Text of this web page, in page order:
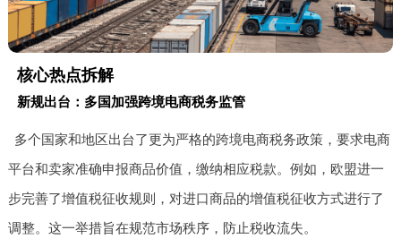
核心热点拆解
新规出台：多国加强跨境电商税务监管
多个国家和地区出台了更为严格的跨境电商税务政策，要求电商
平台和卖家准确申报商品价值，缴纳相应税款。例如，欧盟进一
步完善了增值税征收规则，对进口商品的增值税征收方式进行了
调整。这一举措旨在规范市场秩序，防止税收流失。